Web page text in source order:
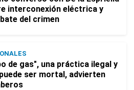
interconexión eléctrica y
del crimen
de gas", una práctica ilegal y
ser mortal, advierten